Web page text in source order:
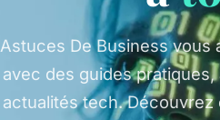
Astuces De Business vous
avec des guides
actualités tech.